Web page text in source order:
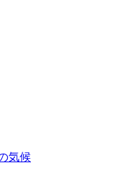
気候